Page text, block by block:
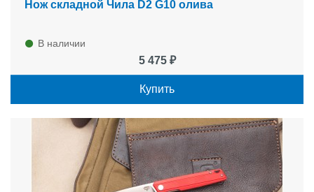
Нож складной Чила D2 G10 олива
В наличии
5 475 ₽
Купить